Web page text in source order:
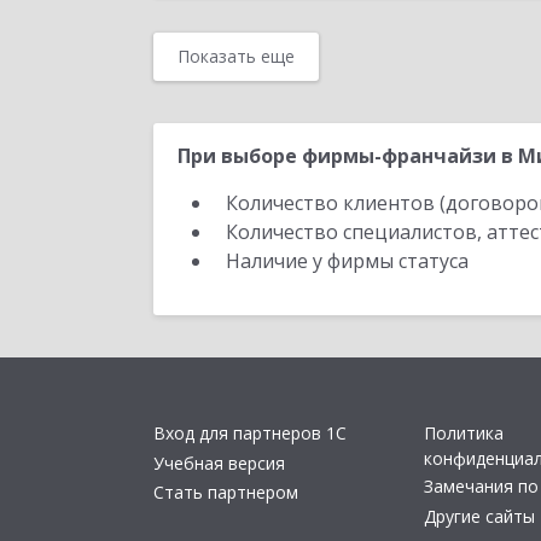
Показать еще
При выборе фирмы-франчайзи в
Количество клиентов
Количество специалистов,
Наличие у фирмы статуса
Вход для партнеров 1С
Учебная версия
Стать партнером
Политика
Замечания по
Другие сайты